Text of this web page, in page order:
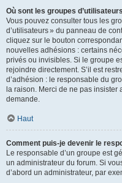
Où sont les groupes
Vous pouvez consulter tous les
d’utilisateurs » du panneau de
cliquez sur le bouton
nouvelles adhésions : certains
privés ou invisibles. Si le groupe
rejoindre directement. S’il est
d’adhésion : le responsable du
la raison. Merci de ne pas insister
demande.
Haut
Comment puis-je devenir le
Le responsable d’un groupe est
un administrateur du forum. Si
d’abord un administrateur, par